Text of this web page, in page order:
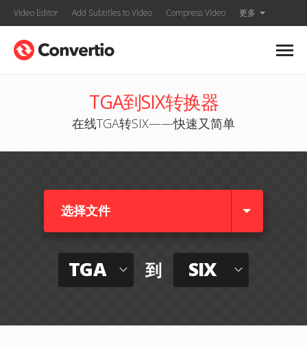
Video Editor Add Subtitles to Video Compress Video 更多
TGA到SIX转换器
在线TGA转SIX——快速又简单
选择文件
TGA 到 SIX